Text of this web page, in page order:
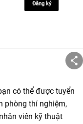
Đăng ký
có thể được tuyển
phòng thí nghiệm,
viên kỹ thuật